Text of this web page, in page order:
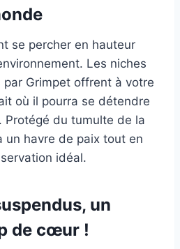
se percher en hauteur
Les niches
par Grimpet offrent à votre
où il pourra se détendre
Protégé du tumulte de la
un havre de paix tout en
idéal.
un
de cœur !